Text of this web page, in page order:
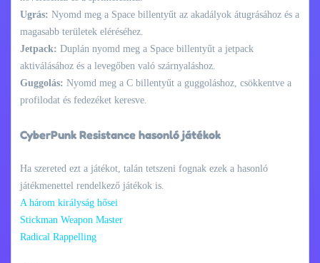
Ugrás: Nyomd meg a Space billentyűt az akadályok átugrásához és a
magasabb területek eléréséhez.
Jetpack: Duplán nyomd meg a Space billentyűt a jetpack
aktiválásához és a levegőben való szárnyaláshoz.
Guggolás: Nyomd meg a C billentyűt a guggoláshoz, csökkentve a
profilodat és fedezéket keresve.
CyberPunk Resistance hasonló játékok
Ha szereted ezt a játékot, talán tetszeni fognak ezek a hasonló
játékmenettel rendelkező játékok is.
A három királyság hősei
Stickman Weapon Master
Radical Rappelling